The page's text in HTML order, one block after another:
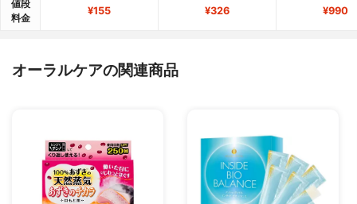
値段
料金
¥155 ¥326 ¥990
オーラルケアの関連商品